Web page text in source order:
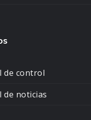
de control
de noticias